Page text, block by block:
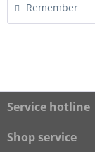
Remember
Service hotline
Shop service